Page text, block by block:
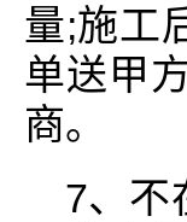
量;施工
单送甲
商。
7、不